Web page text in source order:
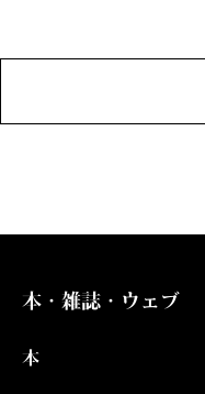
本・雑誌・ウェブ
本